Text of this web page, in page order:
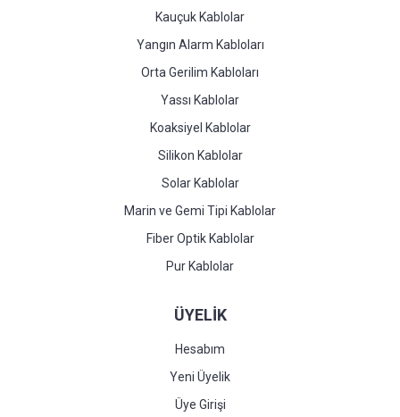
Kauçuk Kablolar
Yangın Alarm Kabloları
Orta Gerilim Kabloları
Yassı Kablolar
Koaksiyel Kablolar
Silikon Kablolar
Solar Kablolar
Marin ve Gemi Tipi Kablolar
Fiber Optik Kablolar
Pur Kablolar
ÜYELİK
Hesabım
Yeni Üyelik
Üye Girişi